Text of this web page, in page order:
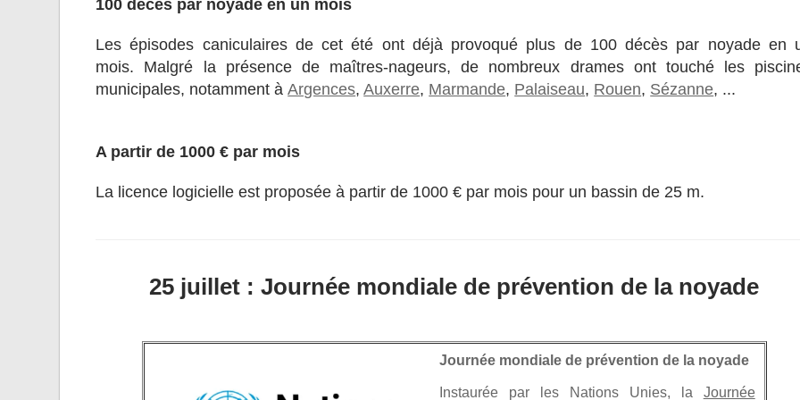
100 décès par noyade en un mois
Les épisodes caniculaires de cet été ont déjà provoqué plus de 100 décès par noyade en
mois. Malgré la présence de maîtres-nageurs, de nombreux drames ont touché les
municipales, notamment àArgences,Auxerre, Marmande, Palaiseau, Rouen, Sézanne, ...
A partir de 1000 € par mois
La licence logicielle est proposée à partir de 1000 € par mois pour un bassin de 25 m.
25 juillet : Journée mondiale de prévention de la noyade
Journée mondiale de prévention de la noyade
Instaurée par les Nations Unies, la Journée